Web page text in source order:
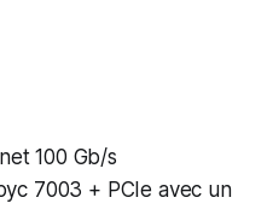
100 Gb/s
7003 + PCIe avec un